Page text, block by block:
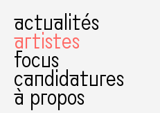
actualités
artistes
focus
candidatures
à propos